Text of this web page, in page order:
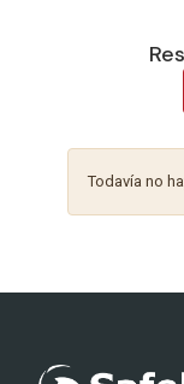
Todavía no